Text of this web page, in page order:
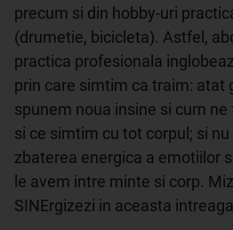
precum si din hobby-uri
(drumetie, bicicleta). Astfel,
practica profesionala
prin care simtim ca traim: atat
spunem noua insine si cum
si ce simtim cu tot corpul; si
zbaterea energica a emotiilor
le avem intre minte si corp.
SINErgizezi in aceasta